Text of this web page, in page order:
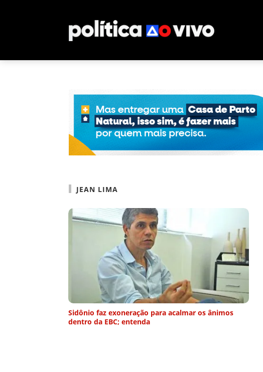
JEAN LIMA
Sidônio faz exoneração para acalmar os ânimos
dentro da EBC; entenda